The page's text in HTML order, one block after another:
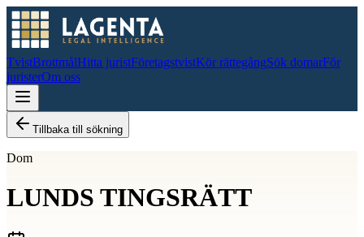
TvistBrottmålHitta juristFöretagstvistKör rättegångSök domarFör
juristerOm oss
Tillbaka till sökning
Dom
LUNDS TINGSRÄTT